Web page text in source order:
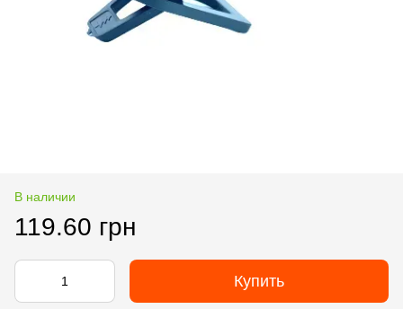
В наличии
119.60 грн
Купить